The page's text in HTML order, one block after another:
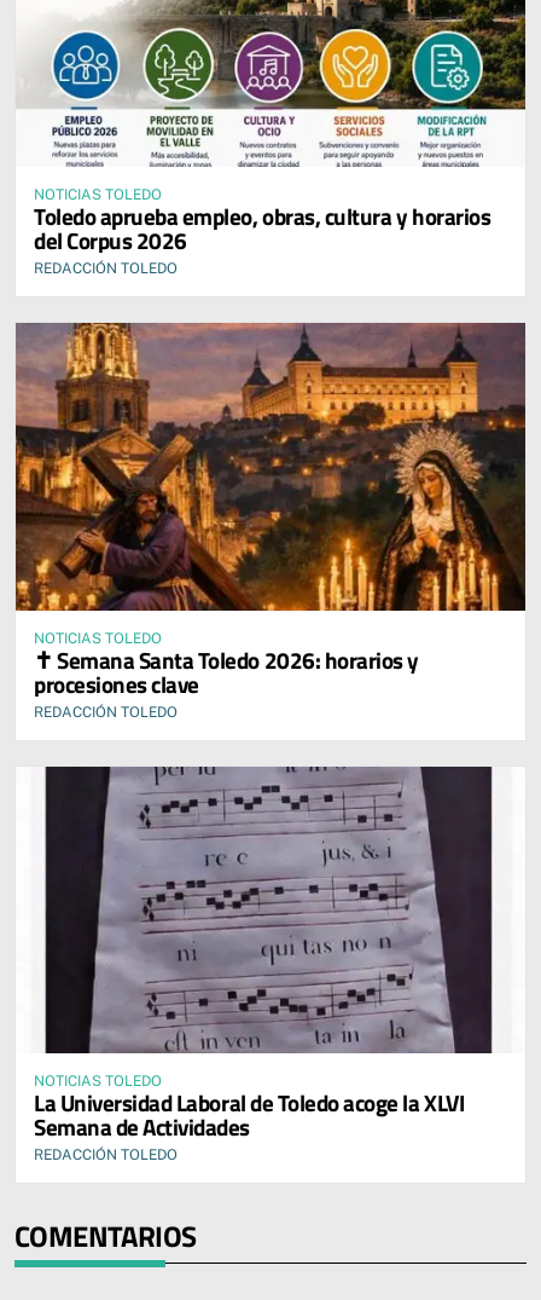
NOTICIAS TOLEDO
Toledo aprueba empleo, obras, cultura y horarios
del Corpus 2026
REDACCIÓN TOLEDO
NOTICIAS TOLEDO
✝️ Semana Santa Toledo 2026: horarios y
procesiones clave
REDACCIÓN TOLEDO
NOTICIAS TOLEDO
La Universidad Laboral de Toledo acoge la XLVI
Semana de Actividades
REDACCIÓN TOLEDO
COMENTARIOS